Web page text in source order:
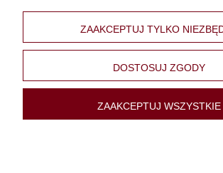
Poltyka cookies
varsaviana
Nowości
ZAAKCEPTUJ TYLKO
DOSTOSUJ ZGODY
ZAAKCEPTUJ WSZYSTKIE